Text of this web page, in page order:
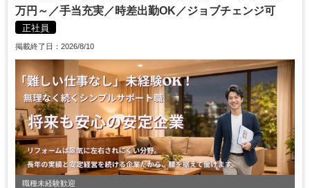
万円～／手当充実／時差出勤OK／ジョブチェンジ可
正社員
掲載終了日：2026/8/10
職種未経験歓迎